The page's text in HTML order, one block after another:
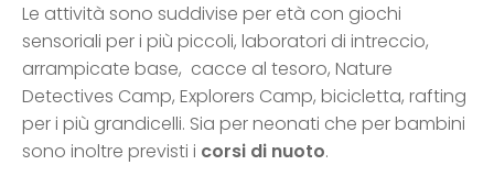
Le attività sono suddivise per età con giochi
sensoriali per i più piccoli, laboratori di intreccio,
arrampicate base, cacce al tesoro, Nature
Detectives Camp, Explorers Camp, bicicletta, rafting
per i più grandicelli. Sia per neonati che per bambini
sono inoltre previsti i corsi di nuoto.